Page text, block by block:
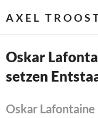
AXEL
Startseite
Themen
Oskar
setzen
Oskar